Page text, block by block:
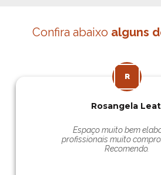
Confira abaixo alguns
Rosangela
Espaço muito bem
profissionais muito
Recomendo.